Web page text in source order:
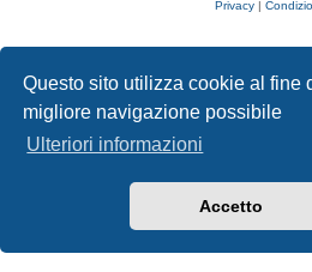
Questo sito utilizza cookie al fine
migliore navigazione possibile
Ulteriori informazioni
Accetto
Privacy |